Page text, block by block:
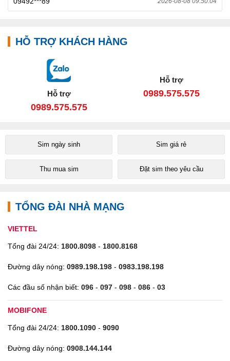
HỖ TRỢ KHÁCH HÀNG
Hỗ trợ
0989.575.575
Hỗ trợ
0989.575.575
Sim ngày sinh Sim giá rẻ
Thu mua sim Đặt sim theo yêu cầu
TỔNG ĐÀI NHÀ MẠNG
VIETTEL
Tổng đài 24/24: 1800.8098 - 1800.8168
Đường dây nóng: 0989.198.198 - 0983.198.198
Các đầu số nhận biết: 096 - 097 - 098 - 086 - 03
MOBIFONE
Tổng đài 24/24: 1800.1090 - 9090
Đường dây nóng: 0908.144.144